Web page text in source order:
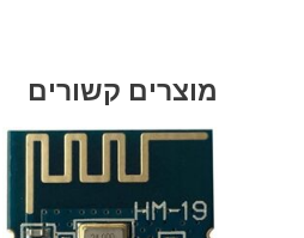
מוצרים קשורים